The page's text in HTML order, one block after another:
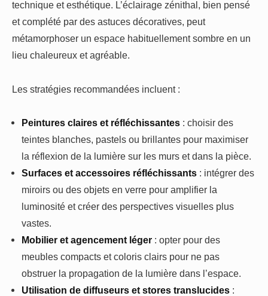
technique et esthétique. L’éclairage zénithal, bien pensé
et complété par des astuces décoratives, peut
métamorphoser un espace habituellement sombre en un
lieu chaleureux et agréable.
Les stratégies recommandées incluent :
Peintures claires et réfléchissantes : choisir des
teintes blanches, pastels ou brillantes pour maximiser
la réflexion de la lumière sur les murs et dans la pièce.
Surfaces et accessoires réfléchissants : intégrer des
miroirs ou des objets en verre pour amplifier la
luminosité et créer des perspectives visuelles plus
vastes.
Mobilier et agencement léger : opter pour des
meubles compacts et coloris clairs pour ne pas
obstruer la propagation de la lumière dans l’espace.
Utilisation de diffuseurs et stores translucides :